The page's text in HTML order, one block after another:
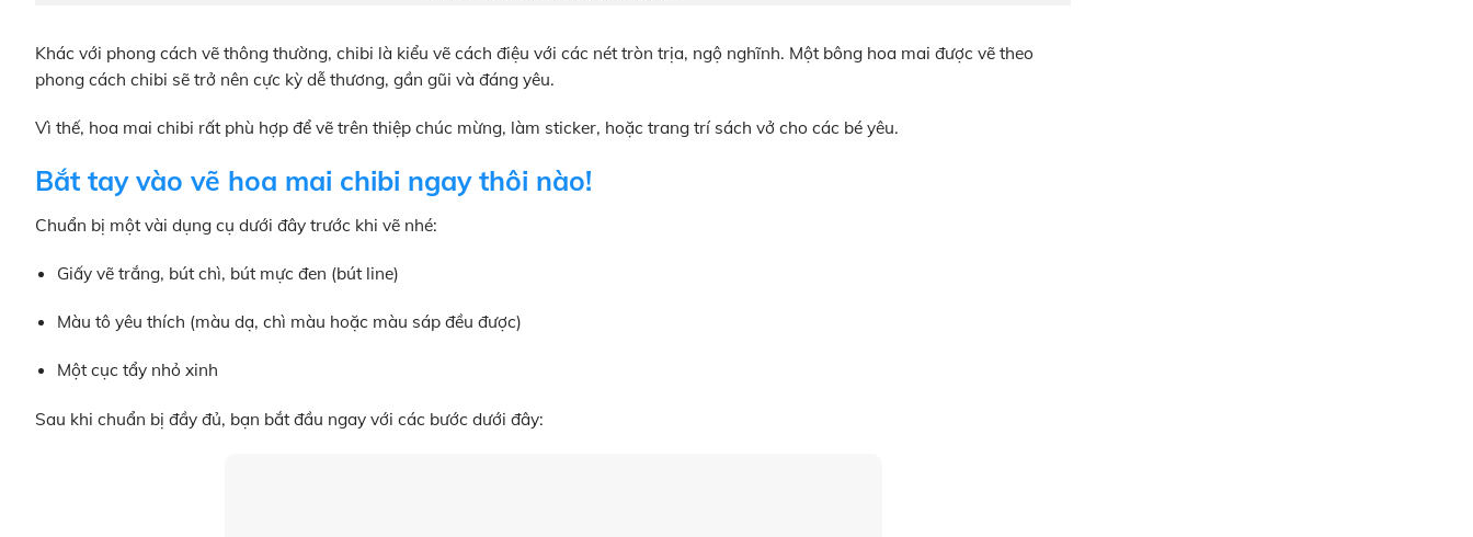
Khác với phong cách vẽ thông thường, chibi là kiểu vẽ cách điệu với các nét tròn trịa, ngộ nghĩnh. Một bông hoa mai được vẽ theo
phong cách chibi sẽ trở nên cực kỳ dễ thương, gần gũi và đáng yêu.
Vì thế, hoa mai chibi rất phù hợp để vẽ trên thiệp chúc mừng, làm sticker, hoặc trang trí sách vở cho các bé yêu.
Bắt tay vào vẽ hoa mai chibi ngay thôi nào!
Chuẩn bị một vài dụng cụ dưới đây trước khi vẽ nhé:
Giấy vẽ trắng, bút chì, bút mực đen (bút line)
Màu tô yêu thích (màu dạ, chì màu hoặc màu sáp đều được)
Một cục tẩy nhỏ xinh
Sau khi chuẩn bị đầy đủ, bạn bắt đầu ngay với các bước dưới đây: